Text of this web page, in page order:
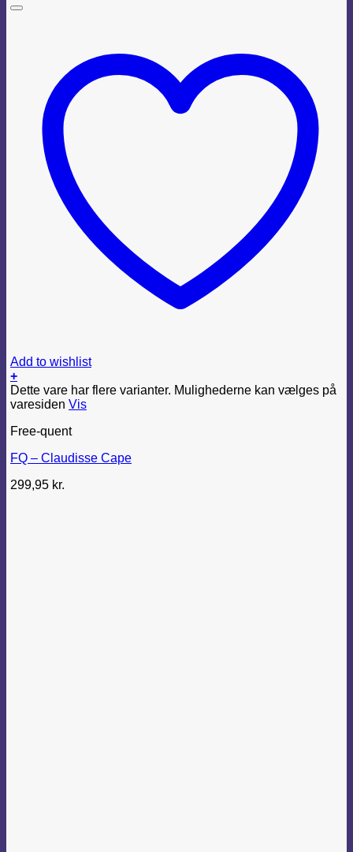
Add to wishlist
+
Dette vare har flere varianter. Mulighederne kan vælges på
varesiden Vis
Free-quent
FQ – Claudisse Cape
299,95 kr.